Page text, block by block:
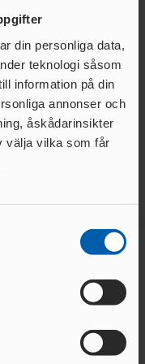
din personliga data,
teknologi såsom
information på din
annonser och
åskådarinsikter
välja vilka som får
till flera meter
när som
02 AUG. 2026 | 09:53
GM Merch
LÄS MER